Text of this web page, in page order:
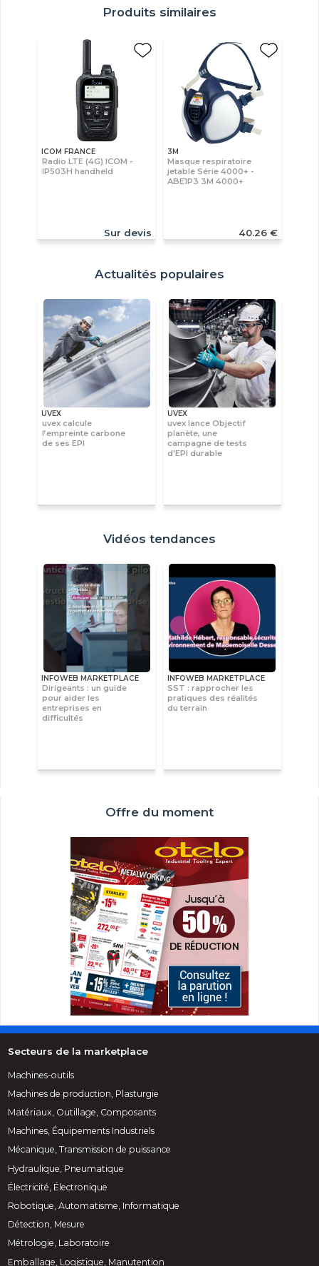
Produits similaires
ICOM FRANCE
Radio LTE (4G) ICOM -
IP503H handheld
Sur devis
3M
Masque respiratoire
jetable Série 4000+ -
ABE1P3 3M 4000+
40.26 €
Actualités populaires
UVEX
uvex calcule
l’empreinte carbone
de ses EPI
UVEX
uvex lance Objectif
planète, une
campagne de tests
d'EPI durable
Vidéos tendances
INFOWEB MARKETPLACE
Dirigeants : un guide
pour aider les
entreprises en
difficultés
INFOWEB MARKETPLACE
SST : rapprocher les
pratiques des réalités
du terrain
Offre du moment
Secteurs de la marketplace
Machines-outils
Machines de production, Plasturgie
Matériaux, Outillage, Composants
Machines, Équipements Industriels
Mécanique, Transmission de puissance
Hydraulique, Pneumatique
Électricité, Électronique
Robotique, Automatisme, Informatique
Détection, Mesure
Métrologie, Laboratoire
Emballage, Logistique, Manutention